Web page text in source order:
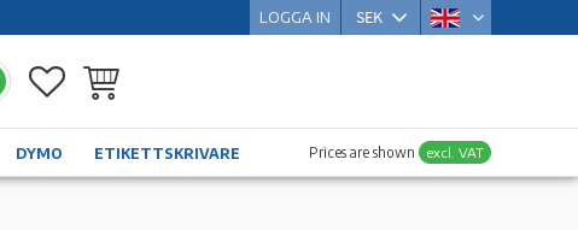
LOGGA IN
Favorites
Basket
DYMO ETIKETTSKRIVARE Prices are shown excl. VAT